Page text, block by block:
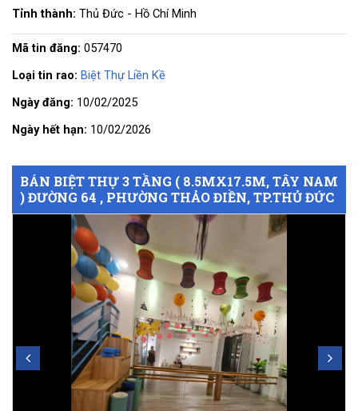
BÁN BIỆT THỰ 3 TẦNG ( 8.5MX17.5M, TÂY NAM
) ĐƯỜNG 64 , PHƯỜNG THẢO ĐIỀN, TP.THỦ ĐỨC
Tỉnh thành: Thủ Đức - Hồ Chí Minh
Mã tin đăng: 057470
Loại tin rao: Biệt Thự Liền Kề
Ngày đăng: 10/02/2025
Ngày hết hạn: 10/02/2026